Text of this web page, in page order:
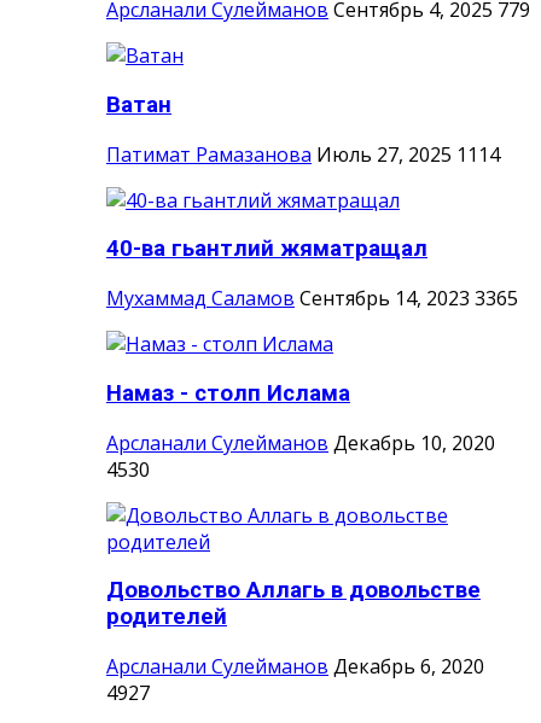
Арсланали Сулейманов Сентябрь 4, 2025 779
Ватан
Патимат Рамазанова Июль 27, 2025 1114
40-ва гьантлий жяматращал
Мухаммад Саламов Сентябрь 14, 2023 3365
Намаз - столп Ислама
Арсланали Сулейманов Декабрь 10, 2020
4530
Довольство Аллагь в довольстве
родителей
Арсланали Сулейманов Декабрь 6, 2020
4927